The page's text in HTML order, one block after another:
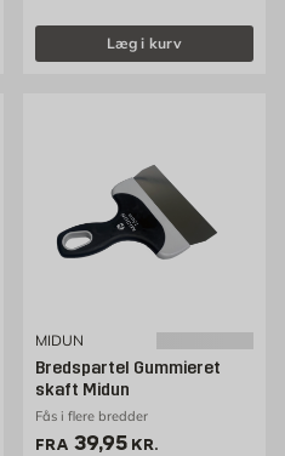
Læg i kurv
MIDUN
Bredspartel Gummieret
skaft Midun
Fås i flere bredder
FRA Pris 39.95 kr. /stk
39,95 KR.